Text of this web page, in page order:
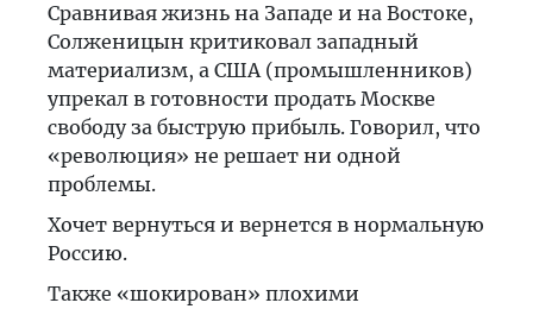
Сравнивая жизнь на Западе и на Востоке,
Солженицын критиковал западный
материализм, а США (промышленников)
упрекал в готовности продать Москве
свободу за быструю прибыль. Говорил, что
«революция» не решает ни одной
проблемы.
Хочет вернуться и вернется в нормальную
Россию.
Также «шокирован» плохими